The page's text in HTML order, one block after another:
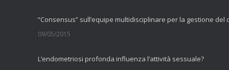
09/05/2015
L’endometriosi profonda influenza l’attività sessuale?